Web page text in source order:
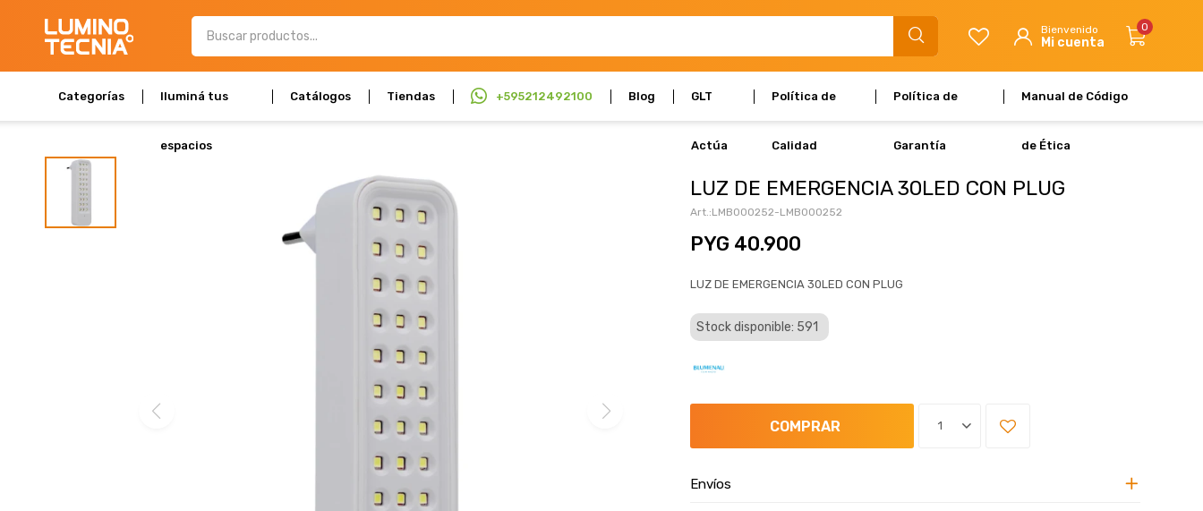
Categorías Iluminá tus
espacios
Catálogos Tiendas +595212492100 Blog GLT
Actúa
Política de
Calidad
Política de
Garantía
Manual de Código
de Ética
0
LUZ DE EMERGENCIA 30LED CON PLUG
LMB000252-LMB000252
PYG 40.900
LUZ DE EMERGENCIA 30LED CON PLUG
Stock disponible: 591
1
COMPRAR
Envíos